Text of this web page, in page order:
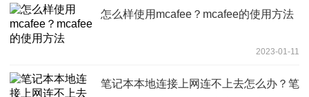
怎么样使用mcafee？mcafee的使用方法
2023-01-11
笔记本本地连接上网连不上去怎么办？笔